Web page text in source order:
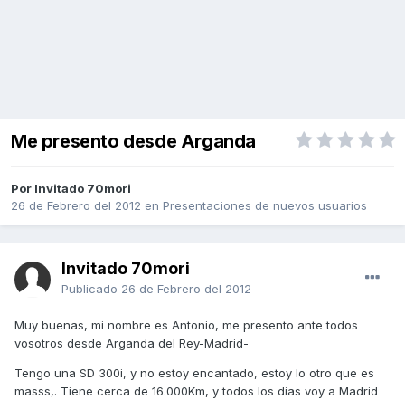
Me presento desde Arganda
Por Invitado 70mori
26 de Febrero del 2012 en Presentaciones de nuevos usuarios
Invitado 70mori
Publicado 26 de Febrero del 2012
Muy buenas, mi nombre es Antonio, me presento ante todos
vosotros desde Arganda del Rey-Madrid-
Tengo una SD 300i, y no estoy encantado, estoy lo otro que es
masss,. Tiene cerca de 16.000Km, y todos los dias voy a Madrid